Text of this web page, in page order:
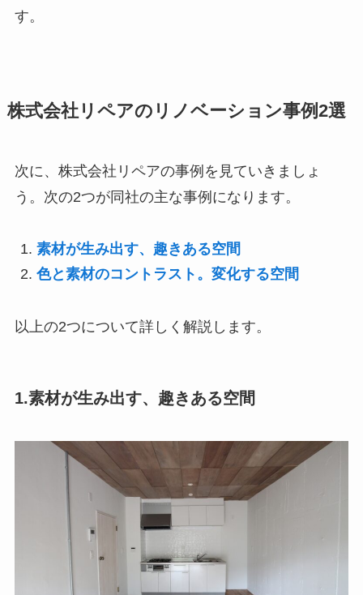
す。
株式会社リペアのリノベーション事例2選
次に、株式会社リペアの事例を見ていきましょ
う。次の2つが同社の主な事例になります。
素材が生み出す、趣きある空間
色と素材のコントラスト。変化する空間
以上の2つについて詳しく解説します。
1.素材が生み出す、趣きある空間